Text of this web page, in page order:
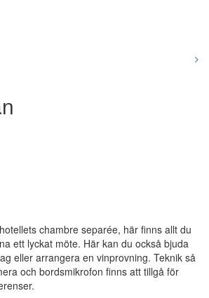
chambre separée, här finns allt du
ett lyckat möte. Här kan du också bjuda
eller arrangera en vinprovning. Teknik så
och bordsmikrofon finns att tillgå för